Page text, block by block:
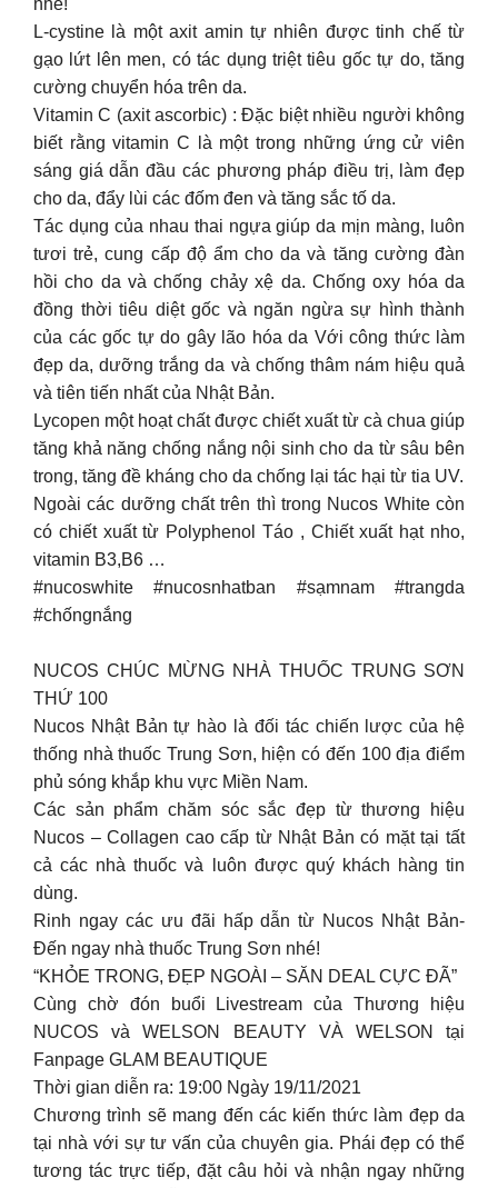
L-cystine là một axit amin tự nhiên được tinh chế từ
gạo lứt lên men, có tác dụng triệt tiêu gốc tự do, tăng
cường chuyển hóa trên da.
Vitamin C (axit ascorbic) : Đặc biệt nhiều người không
biết rằng vitamin C là một trong những ứng cử viên
sáng giá dẫn đầu các phương pháp điều trị, làm đẹp
cho da, đẩy lùi các đốm đen và tăng sắc tố da.
Tác dụng của nhau thai ngựa giúp da mịn màng, luôn
tươi trẻ, cung cấp độ ẩm cho da và tăng cường đàn
hồi cho da và chống chảy xệ da. Chống oxy hóa da
đồng thời tiêu diệt gốc và ngăn ngừa sự hình thành
của các gốc tự do gây lão hóa da Với công thức làm
đẹp da, dưỡng trắng da và chống thâm nám hiệu quả
và tiên tiến nhất của Nhật Bản.
Lycopen một hoạt chất được chiết xuất từ cà chua giúp
tăng khả năng chống nắng nội sinh cho da từ sâu bên
trong, tăng đề kháng cho da chống lại tác hại từ tia UV.
Ngoài các dưỡng chất trên thì trong Nucos White còn
có chiết xuất từ Polyphenol Táo , Chiết xuất hạt nho,
vitamin B3,B6 …
#nucoswhite #nucosnhatban #sạmnam #trangda
#chốngnắng
NUCOS CHÚC MỪNG NHÀ THUỐC TRUNG SƠN
THỨ 100
Nucos Nhật Bản tự hào là đối tác chiến lược của hệ
thống nhà thuốc Trung Sơn, hiện có đến 100 địa điểm
phủ sóng khắp khu vực Miền Nam.
Các sản phẩm chăm sóc sắc đẹp từ thương hiệu
Nucos – Collagen cao cấp từ Nhật Bản có mặt tại tất
cả các nhà thuốc và luôn được quý khách hàng tin
dùng.
Rinh ngay các ưu đãi hấp dẫn từ Nucos Nhật Bản-
Đến ngay nhà thuốc Trung Sơn nhé!
“KHỎE TRONG, ĐẸP NGOÀI – SĂN DEAL CỰC ĐÃ”
Cùng chờ đón buổi Livestream của Thương hiệu
NUCOS và WELSON BEAUTY VÀ WELSON tại
Fanpage GLAM BEAUTIQUE
Thời gian diễn ra: 19:00 Ngày 19/11/2021
Chương trình sẽ mang đến các kiến thức làm đẹp da
tại nhà với sự tư vấn của chuyên gia. Phái đẹp có thể
tương tác trực tiếp, đặt câu hỏi và nhận ngay những